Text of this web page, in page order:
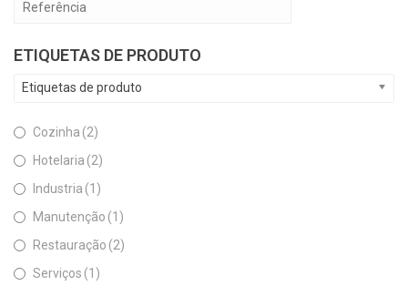
ETIQUETAS DE PRODUTO
Etiquetas de produto
Cozinha (2)
Hotelaria (2)
Industria (1)
Manutenção (1)
Restauração (2)
Serviços (1)